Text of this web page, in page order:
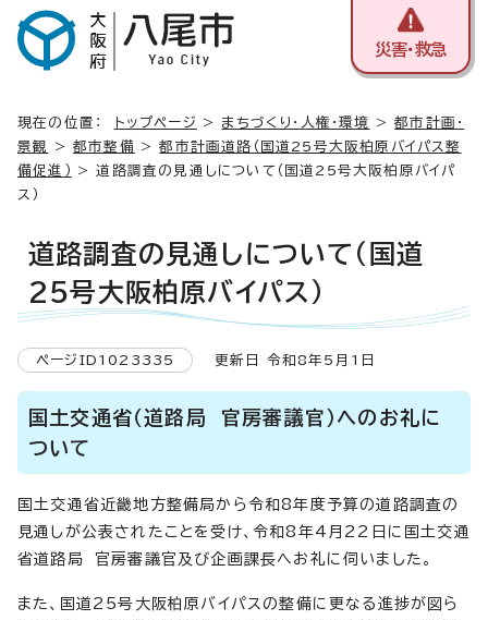
災害・救急
現在の位置： トップページ > まちづくり・人権・環境 >都市計画・
景観
>都市整備 >都市計画道路（国道25号大阪柏原バイパス整
備促進）
> 道路調査の見通しについて（国道25号大阪柏原バイパ
ス）
道路調査の見通しについて（国道
25号大阪柏原バイパス）
ページID1023335 更新日 令和8年5月1日
国土交通省（道路局 官房審議官）へのお礼に
ついて
国土交通省近畿地方整備局から令和8年度予算の道路調査の
見通しが公表されたことを受け、令和8年4月22日に国土交通
省道路局 官房審議官及び企画課長へお礼に伺いました。
また、国道25号大阪柏原バイパスの整備に更なる進捗が図ら